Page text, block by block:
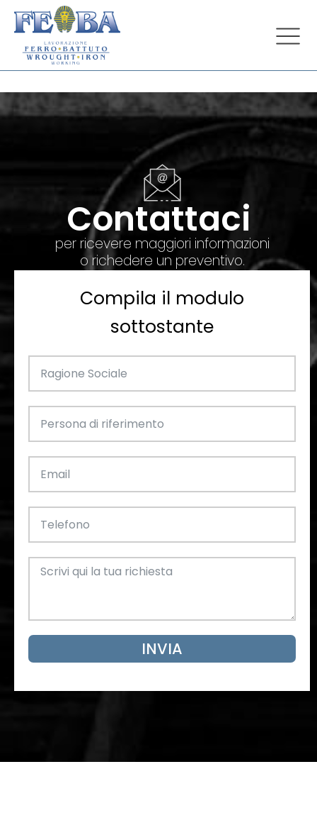
Contattaci
per ricevere maggiori informazioni
o richedere un preventivo.
Compila il modulo
sottostante
INVIA